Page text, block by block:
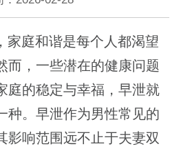
家庭和谐是每个人都渴望
而，一些潜在的健康问题
庭的稳定与幸福，早泄就
种。早泄作为男性常见的
影响范围远不止于夫妻双